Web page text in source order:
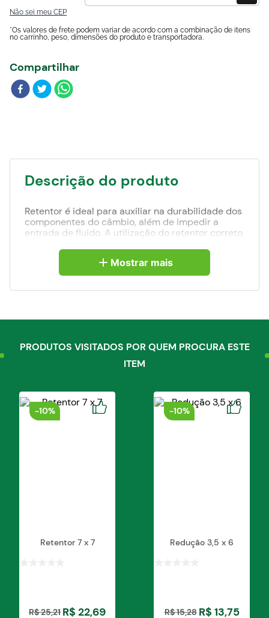
Não sei meu CEP
*Os valores de frete podem variar de acordo com a combinação de itens
no carrinho, peso, dimensões do produto e transportadora.
Compartilhar
Descrição do produto
Retentor é ideal para auxiliar na durabilidade dos
componentes do câmbio, além de impedir a
entrada de fluido. A utilização do retentor correto
manutenções, possibilitando uma economia
maior, afinal, os retentores custam menos que os
reparos. Por conta disso, é importante manter
eficiente.
Mostrar mais
PRODUTOS VISITADOS POR QUEM PROCURA ESTE
ITEM
-10%
Retentor 7 x 7
R$25,21 R$ 22,69
-10%
Redução 3,5 x 6
R$15,28 R$ 13,75
Blog